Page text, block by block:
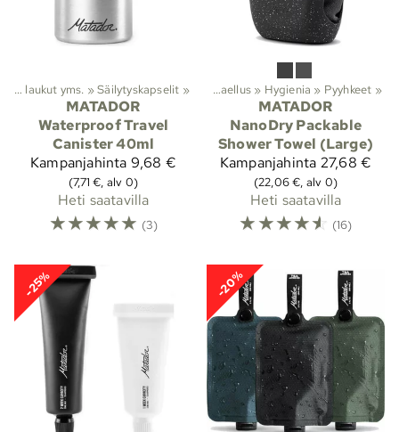
Vedenpitävät laukut yms. ‪»Säilytyskapselit ‪»
MATADOR
Waterproof Travel
Canister 40ml
Kampanjahinta 9,68 €
(7,71 €, alv 0)
Heti saatavilla
☆☆☆☆☆ (3)
Lajit Vaellus ‪» Hygienia ‪» Pyyhkeet ‪»
MATADOR
NanoDry Packable
Shower Towel (Large)
Kampanjahinta 27,68 €
(22,06 €, alv 0)
Heti saatavilla
☆☆☆☆☆ (16)
-25% -20%